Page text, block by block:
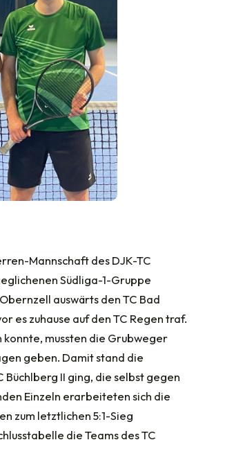
Mannschaft des DJK-TC
Südliga-1-Gruppe
auswärts den TC Bad
es zuhause auf den TC Regen traf.
konnte, mussten die Grubweger
geben. Damit stand die
II ging, die selbst gegen
Einzeln erarbeiteten sich die
zum letztlichen 5:1-Sieg
die Teams des TC